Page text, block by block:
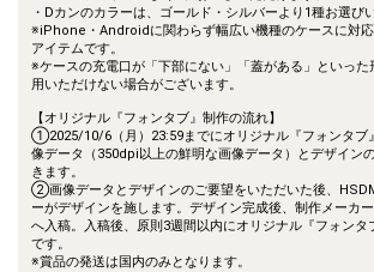
・Dカンのカラーは、ゴールド・シルバーより1種お選び
※iPhone・Androidに関わらず幅広い機種のケースに対
アイテムです。
※ケースの充電口が「下部にない」「蓋がある」といった
用いただけない場合がございます。
【オリジナル『フォンタブ』制作の流れ】
①2025/10/6（月）23:59までにオリジナル『フォンタブ
像データ（350dpi以上の鮮明な画像データ）とデザイン
きます。
②画像データとデザインのご要望をいただいた後、
ーがデザインを施します。デザイン完成後、制作メーカー
へ入稿。入稿後、原則3週間以内にオリジナル『フォンタ
です。
※賞品の発送は国内のみとなります。